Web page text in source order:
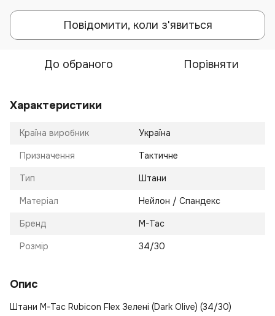
Повідомити, коли з'явиться
До обраного Порівняти
Характеристики
Країна виробник Україна
Призначення Тактичне
Тип Штани
Матеріал Нейлон / Спандекс
Бренд M-Tac
Розмір 34/30
Опис
Штани M-Tac Rubicon Flex Зелені (Dark Olive) (34/30)